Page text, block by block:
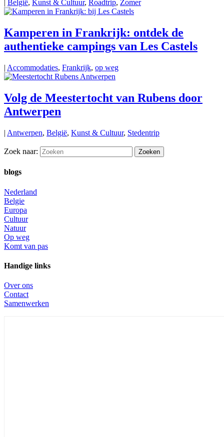
België, Kunst & Cultuur, Roadtrip, Zomer
Kamperen in Frankrijk: ontdek de
authentieke campings van Les Castels
| Accommodaties, Frankrijk, op weg
Volg de Meestertocht van Rubens door
Antwerpen
| Antwerpen, België, Kunst & Cultuur, Stedentrip
Zoek naar:
blogs
Nederland
Belgie
Europa
Cultuur
Natuur
Op weg
Komt van pas
Handige links
Over ons
Contact
Samenwerken